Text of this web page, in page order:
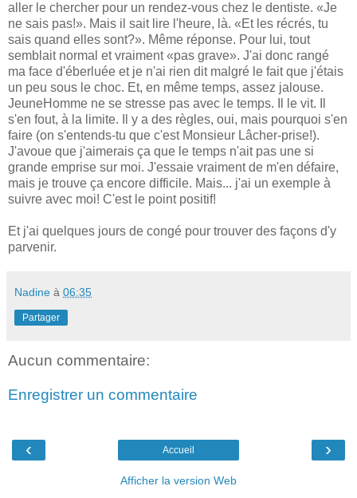
aller le chercher pour un rendez-vous chez le dentiste. «Je
ne sais pas!». Mais il sait lire l'heure, là. «Et les récrés, tu
sais quand elles sont?». Même réponse. Pour lui, tout
semblait normal et vraiment «pas grave». J'ai donc rangé
ma face d'éberluée et je n'ai rien dit malgré le fait que j'étais
un peu sous le choc. Et, en même temps, assez jalouse.
JeuneHomme ne se stresse pas avec le temps. Il le vit. Il
s'en fout, à la limite. Il y a des règles, oui, mais pourquoi s'en
faire (on s'entends-tu que c'est Monsieur Lâcher-prise!).
J'avoue que j'aimerais ça que le temps n'ait pas une si
grande emprise sur moi. J'essaie vraiment de m'en défaire,
mais je trouve ça encore difficile. Mais... j'ai un exemple à
suivre avec moi! C'est le point positif!
Et j'ai quelques jours de congé pour trouver des façons d'y
parvenir.
Nadine à 06:35
Partager
Aucun commentaire:
Enregistrer un commentaire
‹ ›
Accueil
Afficher la version Web